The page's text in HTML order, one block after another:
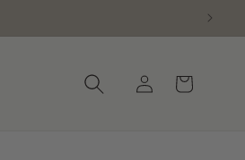
Log
ind
Indkøbskurv